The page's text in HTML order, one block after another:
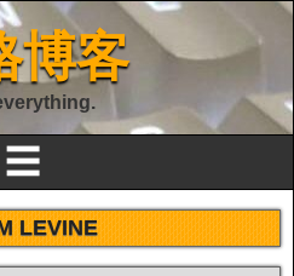
博客
☰
LEVINE